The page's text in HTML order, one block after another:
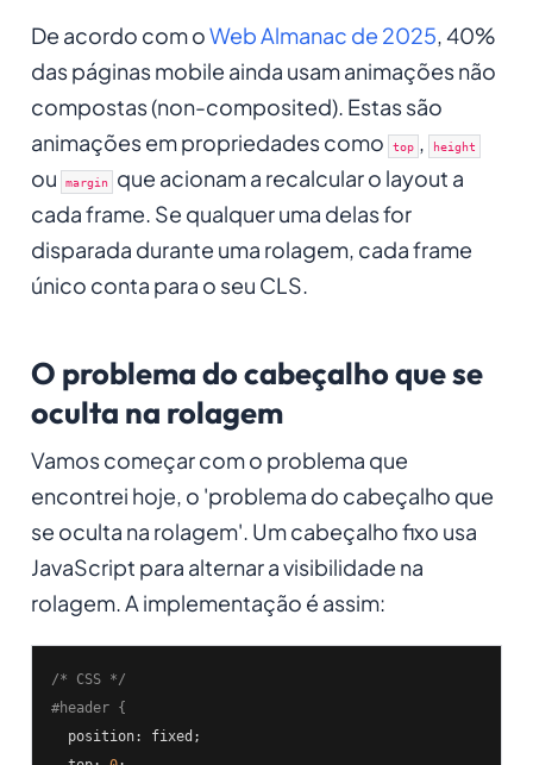
De acordo com oWeb Almanac de 2025, 40%
das páginas mobile ainda usam animações não
compostas (non-composited). Estas são
animações em propriedades como
top , height
ou margin que acionam a recalcular o layout a
cada frame. Se qualquer uma delas for
disparada durante uma rolagem, cada frame
único conta para o seu CLS.
O problema do cabeçalho que se
oculta na rolagem
Vamos começar com o problema que
encontrei hoje, o 'problema do cabeçalho que
se oculta na rolagem'. Um cabeçalho fixo usa
JavaScript para alternar a visibilidade na
rolagem. A implementação é assim:
/* CSS */
#header {
  position: fixed;